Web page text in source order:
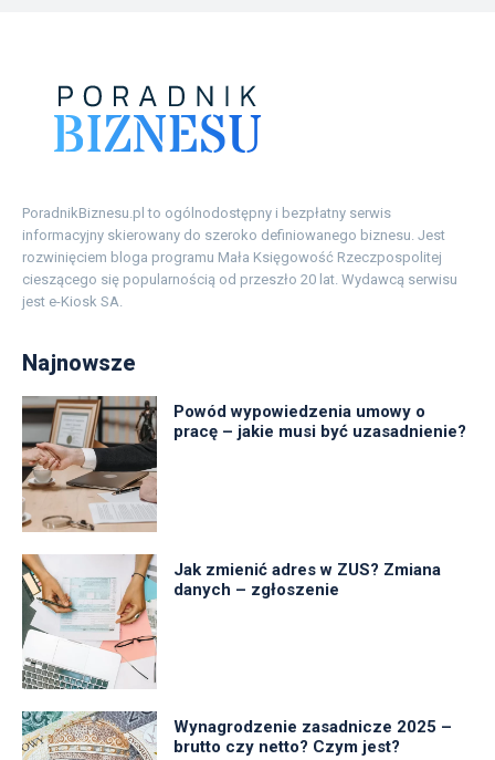
PoradnikBiznesu.pl to ogólnodostępny i bezpłatny serwis
informacyjny skierowany do szeroko definiowanego biznesu. Jest
rozwinięciem bloga programu Mała Księgowość Rzeczpospolitej
cieszącego się popularnością od przeszło 20 lat. Wydawcą serwisu
jest e-Kiosk SA.
Najnowsze
Powód wypowiedzenia umowy o
pracę – jakie musi być uzasadnienie?
Jak zmienić adres w ZUS? Zmiana
danych – zgłoszenie
Wynagrodzenie zasadnicze 2025 –
brutto czy netto? Czym jest?